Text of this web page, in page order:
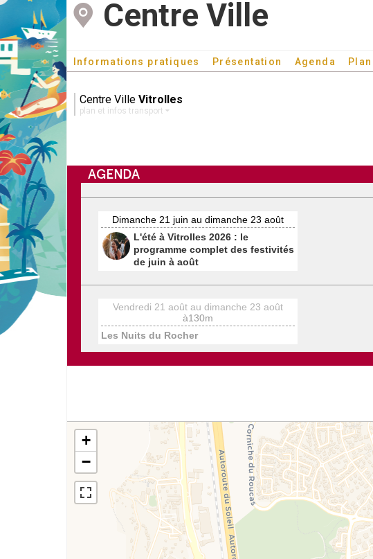
Centre Ville
Informations pratiques Présentation Agenda Plan
Centre Ville Vitrolles
plan et infos transport
AGENDA
Dimanche 21 juin au dimanche 23 août
L'été à Vitrolles 2026 : le
programme complet des festivités
de juin à août
Vendredi 21 août au dimanche 23 août
à130m
Les Nuits du Rocher
+
−